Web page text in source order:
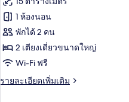
ปลอด
บุหรี่
ของ
ห้อง
สแตนดาร์ด
ทวิน,
ปลอด
1 ห้องนอน
พักได้ 2 คน
2 เตียงเดี่ยวขนาดใหญ่
Wi-Fi ฟรี
รายละเอียดเพิ่มเติม
ราย